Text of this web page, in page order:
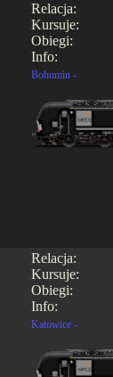
Relacja:
Kursuje:
Obiegi:
Info:
Bohumin -
Relacja:
Kursuje:
Obiegi:
Info:
Katowice -